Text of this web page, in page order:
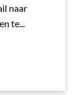
naar
te...